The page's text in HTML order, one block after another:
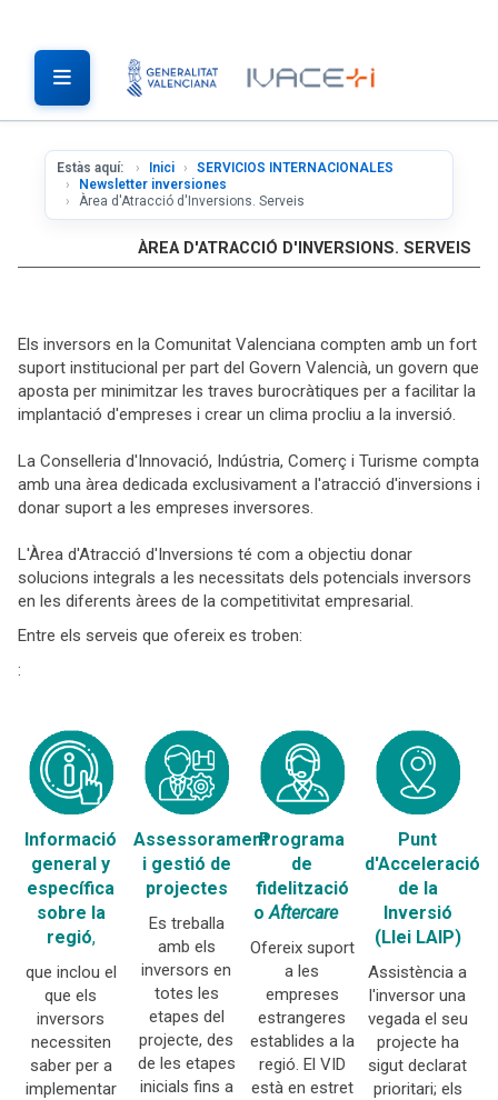
Estàs aquí: Inici
SERVICIOS INTERNACIONALES
Newsletter inversiones
Àrea d'Atracció d'Inversions. Serveis
ÀREA D'ATRACCIÓ D'INVERSIONS. SERVEIS
Els inversors en la Comunitat Valenciana compten amb un fort
suport institucional per part del Govern Valencià, un govern que
aposta per minimitzar les traves burocràtiques per a facilitar la
implantació d'empreses i crear un clima procliu a la inversió.
La Conselleria d'Innovació, Indústria, Comerç i Turisme compta
amb una àrea dedicada exclusivament a l'atracció d'inversions i
donar suport a les empreses inversores.
L'Àrea d'Atracció d'Inversions té com a objectiu donar
solucions integrals a les necessitats dels potencials inversors
en les diferents àrees de la competitivitat empresarial.
Entre els serveis que ofereix es troben:
:
Informació
general y
específica
sobre la
regió,
que inclou el
que els
inversors
necessiten
saber per a
implementar
Assessorament
i gestió de
projectes
Es treballa
amb els
inversors en
totes les
etapes del
projecte, des
de les etapes
inicials fins a
Programa
de
fidelització
oAftercare
Ofereix suport
a les
empreses
estrangeres
establides a la
regió. El VID
està en estret
Punt
d'Acceleració
de la
Inversió
(Llei LAIP)
Assistència a
l'inversor una
vegada el seu
projecte ha
sigut declarat
prioritari; els